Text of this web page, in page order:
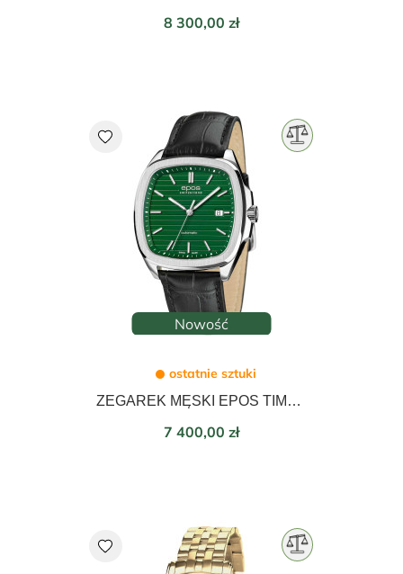
Cena
8 300,00 zł
Nowość
ostatnie sztuki
ZEGAREK MĘSKI EPOS TIMELESS AUTOMATIC 40mm 3511.152.20.13.25
Cena
7 400,00 zł
favorite
favorite